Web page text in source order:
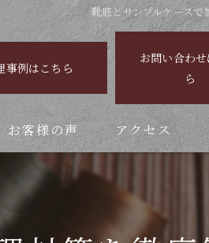
靴底とサンプルケース
事例はこちら
お問い合わ
ら
お客様の声 アクセス